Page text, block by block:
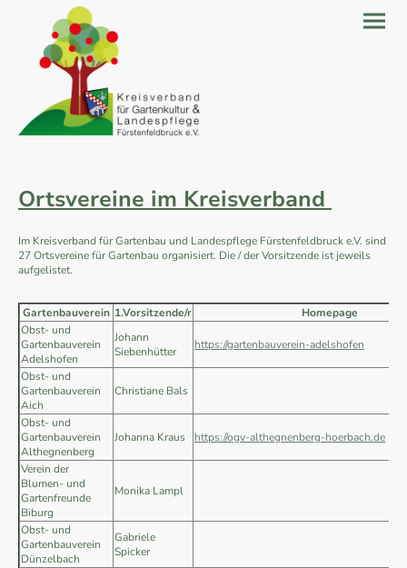
Ortsvereine im Kreisverband
Im Kreisverband für Gartenbau und Landespflege Fürstenfeldbruck e.V. sind
27 Ortsvereine für Gartenbau organisiert. Die / der Vorsitzende ist jeweils
aufgelistet.
Gartenbauverein 1.Vorsitzende/r
Homepage
Obst- und
Gartenbauverein
Adelshofen
Johann
Siebenhütter
https://gartenbauverein-adelshofen
Obst- und
Gartenbauverein
Aich
Christiane Bals
Obst- und
Gartenbauverein
Althegnenberg
Johanna Kraus https://ogv-althegnenberg-hoerbach.de
Verein der
Blumen- und
Gartenfreunde
Biburg
Monika Lampl
Obst- und
Gartenbauverein
Dünzelbach
Gabriele
Spicker